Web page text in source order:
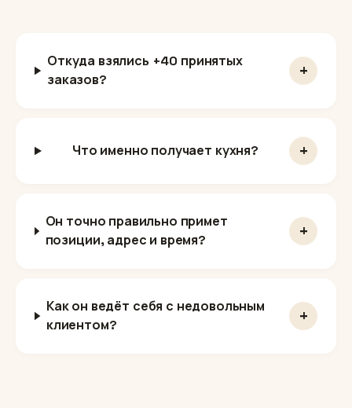
Откуда взялись +40 принятых
заказов?
+
Что именно получает кухня? +
Он точно правильно примет
позиции, адрес и время?
+
Как он ведёт себя с недовольным
клиентом?
+